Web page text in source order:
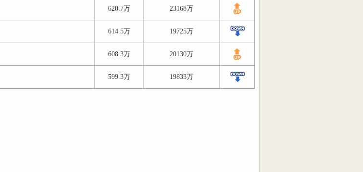
620.7万 23168万
614.5万 19725万
608.3万 20130万
599.3万 19833万